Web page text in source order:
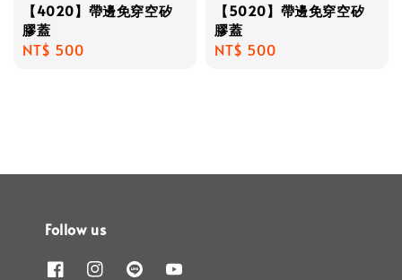
【4020】帶邊免穿空矽
膠蓋
Regular
NT$ 500
【5020】帶邊免穿空矽
膠蓋
Regular
NT$ 500
Follow us